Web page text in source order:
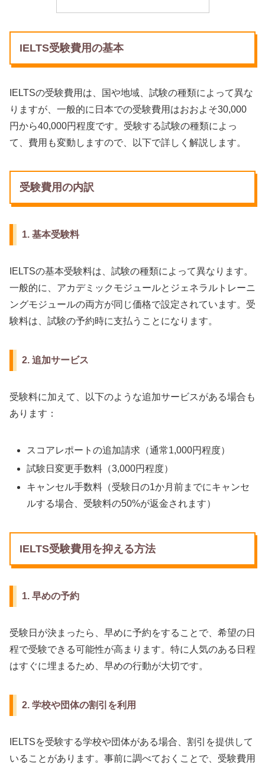
IELTS受験費用の基本
IELTSの受験費用は、国や地域、試験の種類によって異な
りますが、一般的に日本での受験費用はおおよそ30,000
円から40,000円程度です。受験する試験の種類によっ
て、費用も変動しますので、以下で詳しく解説します。
受験費用の内訳
1. 基本受験料
IELTSの基本受験料は、試験の種類によって異なります。
一般的に、アカデミックモジュールとジェネラルトレーニ
ングモジュールの両方が同じ価格で設定されています。受
験料は、試験の予約時に支払うことになります。
2. 追加サービス
受験料に加えて、以下のような追加サービスがある場合も
あります：
スコアレポートの追加請求（通常1,000円程度）
試験日変更手数料（3,000円程度）
キャンセル手数料（受験日の1か月前までにキャンセ
ルする場合、受験料の50%が返金されます）
IELTS受験費用を抑える方法
1. 早めの予約
受験日が決まったら、早めに予約をすることで、希望の日
程で受験できる可能性が高まります。特に人気のある日程
はすぐに埋まるため、早めの行動が大切です。
2. 学校や団体の割引を利用
IELTSを受験する学校や団体がある場合、割引を提供して
いることがあります。事前に調べておくことで、受験費用